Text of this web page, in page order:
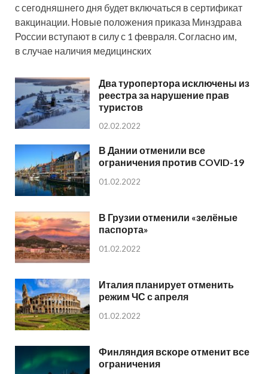
с сегодняшнего дня будет включаться в сертификат
вакцинации. Новые положения приказа Минздрава
России вступают в силу с 1 февраля. Согласно им,
в случае наличия медицинских
Два туропертора исключены из
реестра за нарушение прав
туристов
02.02.2022
В Дании отменили все
ограничения против COVID-19
01.02.2022
В Грузии отменили «зелёные
паспорта»
01.02.2022
Италия планирует отменить
режим ЧС с апреля
01.02.2022
Финляндия вскоре отменит все
ограничения